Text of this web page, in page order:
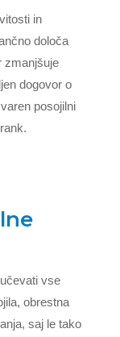
in
določa
zmanjšuje
dogovor o
posojilni
vse
obrestna
saj le tako